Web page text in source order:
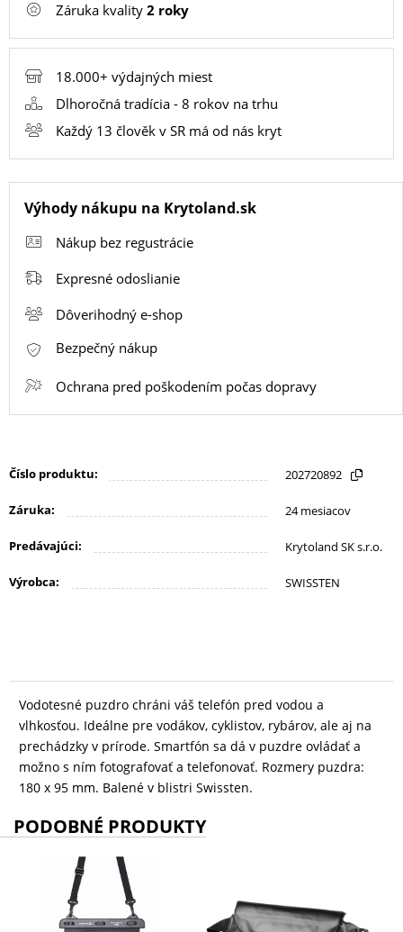
POPSOCKETY
SMART
HODINKY
TV,
FOTO,
VIDEO
MALÉ
KANCELÁRIA
ŽIVOTNÝ
A
KRÁSA
A
ZDRAVIE
MATKA
A
DIEŤA
Záruka kvality 2 roky
18.000+ výdajných miest
Dlhoročná tradícia - 8 rokov na trhu
Každý 13 člověk v SR má od nás kryt
Výhody nákupu na Krytoland.sk
Nákup bez regustrácie
Expresné odoslianie
Dôverihodný e-shop
Bezpečný nákup
Ochrana pred poškodením počas dopravy
Číslo produktu: 202720892
Záruka: 24 mesiacov
Predávajúci: Krytoland SK s.r.o.
Výrobca: SWISSTEN
Vodotesné puzdro chráni váš telefón pred vodou a
vlhkosťou. Ideálne pre vodákov, cyklistov, rybárov, ale aj na
prechádzky v prírode. Smartfón sa dá v puzdre ovládať a
možno s ním fotografovať a telefonovať. Rozmery puzdra:
180 x 95 mm. Balené v blistri Swissten.
PODOBNÉ PRODUKTY